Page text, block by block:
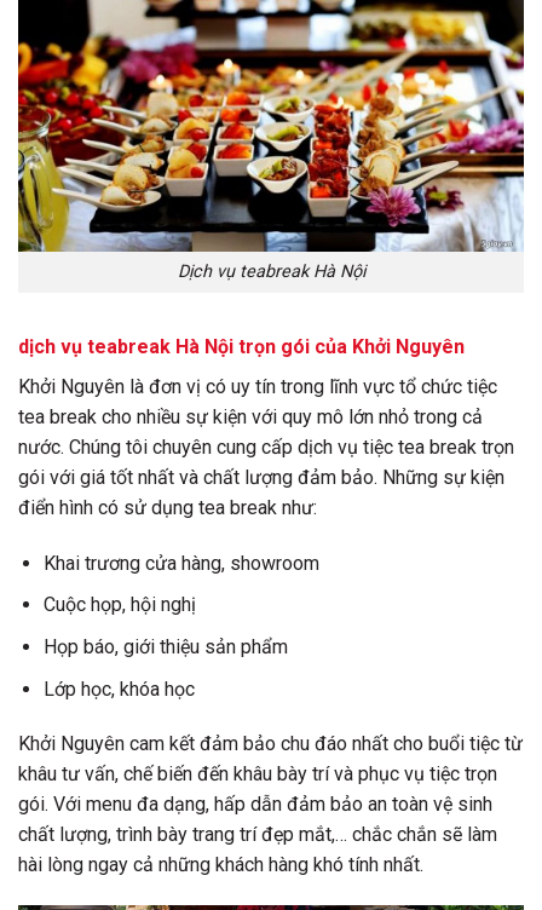
Dịch vụ teabreak Hà Nội
dịch vụ teabreak Hà Nội trọn gói của Khởi Nguyên
Khởi Nguyên là đơn vị có uy tín trong lĩnh vực tổ chức tiệc
tea break cho nhiều sự kiện với quy mô lớn nhỏ trong cả
nước. Chúng tôi chuyên cung cấp dịch vụ tiệc tea break trọn
gói với giá tốt nhất và chất lượng đảm bảo. Những sự kiện
điển hình có sử dụng tea break như:
Khai trương cửa hàng, showroom
Cuộc họp, hội nghị
Họp báo, giới thiệu sản phẩm
Lớp học, khóa học
Khởi Nguyên cam kết đảm bảo chu đáo nhất cho buổi tiệc từ
khâu tư vấn, chế biến đến khâu bày trí và phục vụ tiệc trọn
gói. Với menu đa dạng, hấp dẫn đảm bảo an toàn vệ sinh
chất lượng, trình bày trang trí đẹp mắt,… chắc chắn sẽ làm
hài lòng ngay cả những khách hàng khó tính nhất.